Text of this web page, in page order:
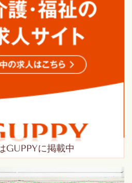
GUPPYに掲載中